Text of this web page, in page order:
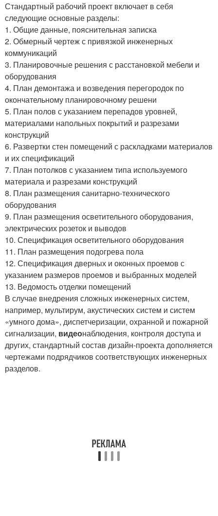
Стандартный рабочий проект включает в себя
следующие основные разделы:
1. Общие данные, пояснительная записка
2. Обмерный чертеж с привязкой инженерных
коммуникаций
3. Планировочные решения с расстановкой мебели и
оборудования
4. План демонтажа и возведения перегородок по
окончательному планировочному решени
5. План полов с указанием перепадов уровней,
материалами напольных покрытий и разрезами
конструкций
6. Развертки стен помещений с раскладками материалов
и их спецификаций
7. План потолков с указанием типа используемого
материала и разрезами конструкций
8. План размещения санитарно-технического
оборудования
9. План размещения осветительного оборудования,
электрических розеток и выводов
10. Спецификация осветительного оборудования
11. План размещения подогрева пола
12. Спецификация дверных и оконных проемов с
указанием размеров проемов и выбранных моделей
13. Ведомость отделки помещений
В случае внедрения сложных инженерных систем,
например, мультирум, акустических систем и систем
«умного дома», диспетчеризации, охранной и пожарной
сигнализации, видеонаблюдения, контроля доступа и
других, стандартный состав дизайн-проекта дополняется
чертежами подрядчиков соответствующих инженерных
разделов.